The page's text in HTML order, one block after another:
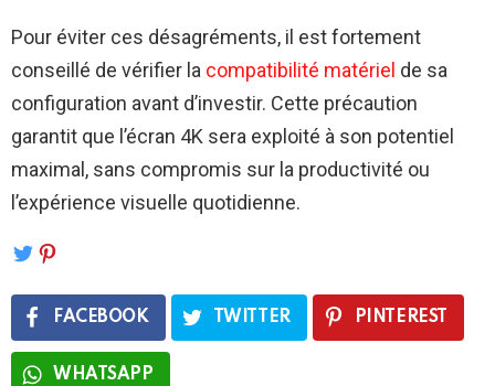
Pour éviter ces désagréments, il est fortement
conseillé de vérifier la compatibilité matériel de sa
configuration avant d’investir. Cette précaution
garantit que l’écran 4K sera exploité à son potentiel
maximal, sans compromis sur la productivité ou
l’expérience visuelle quotidienne.
FACEBOOK TWITTER PINTEREST
WHATSAPP